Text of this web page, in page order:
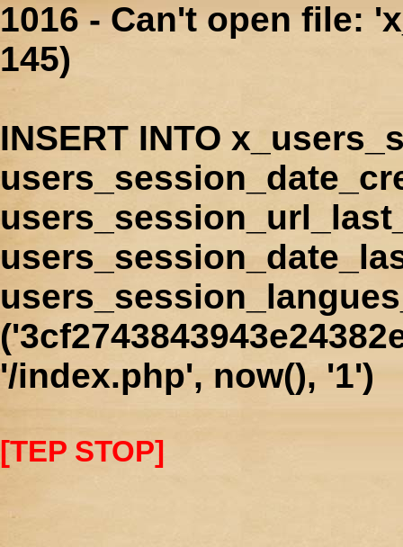
1016 - Can't open file:
145)
INSERT INTO
'/index.php', now(), '1')
[TEP STOP]